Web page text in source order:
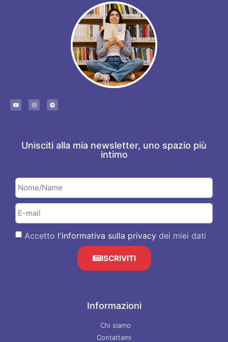
Unisciti alla mia newsletter, uno spazio più
intimo
Accetto l'informativa sulla privacy dei miei dati
ISCRIVITI
Informazioni
Chi siamo
Contattami